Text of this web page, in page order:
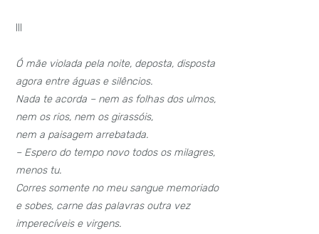
Ó mãe violada pela noite, deposta, disposta
agora entre águas e silêncios.
Nada te acorda – nem as folhas dos ulmos,
nem os rios, nem os girassóis,
nem a paisagem arrebatada.
– Espero do tempo novo todos os milagres,
menos tu.
Corres somente no meu sangue memoriado
e sobes, carne das palavras outra vez
imperecíveis e virgens.